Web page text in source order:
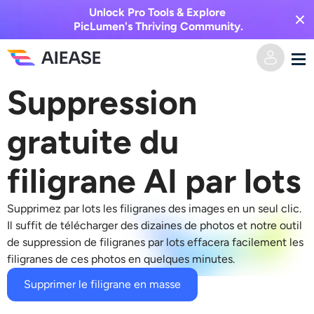
Unlock Pro Tools & Explore
PicLumen's Thriving Community.
Domicile
Vidéo IA
Texte en vidéo
De l’image à la vidéo
Effets vidéo
Générateur de baisers IA
Effets vidéo
Image IA
Image vers image
Texte en image
Outils d’IA
Éditeur et créateur de photos
Prisée
Suppression
gratuite du
filigrane AI par lots
Supprimez par lots les filigranes des images en un seul clic.
Il suffit de télécharger des dizaines de photos et notre outil
de suppression de filigranes par lots effacera facilement les
filigranes de ces photos en quelques minutes.
Supprimer le filigrane en masse